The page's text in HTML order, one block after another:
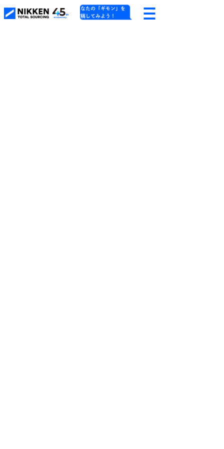
あなたの「ギモン」を
投稿してみよう！